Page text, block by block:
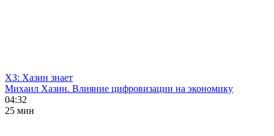
ХЗ: Хазин знает
Михаил Хазин. Влияние цифровизации на экономику
04:32
25 мин